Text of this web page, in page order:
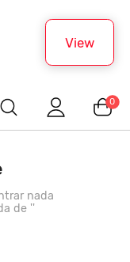
View
0
nada
de ''